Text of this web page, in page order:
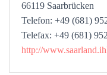
66119 Saarbrücken
Telefon: +49 (681)
Telefax: +49 (681)
http://